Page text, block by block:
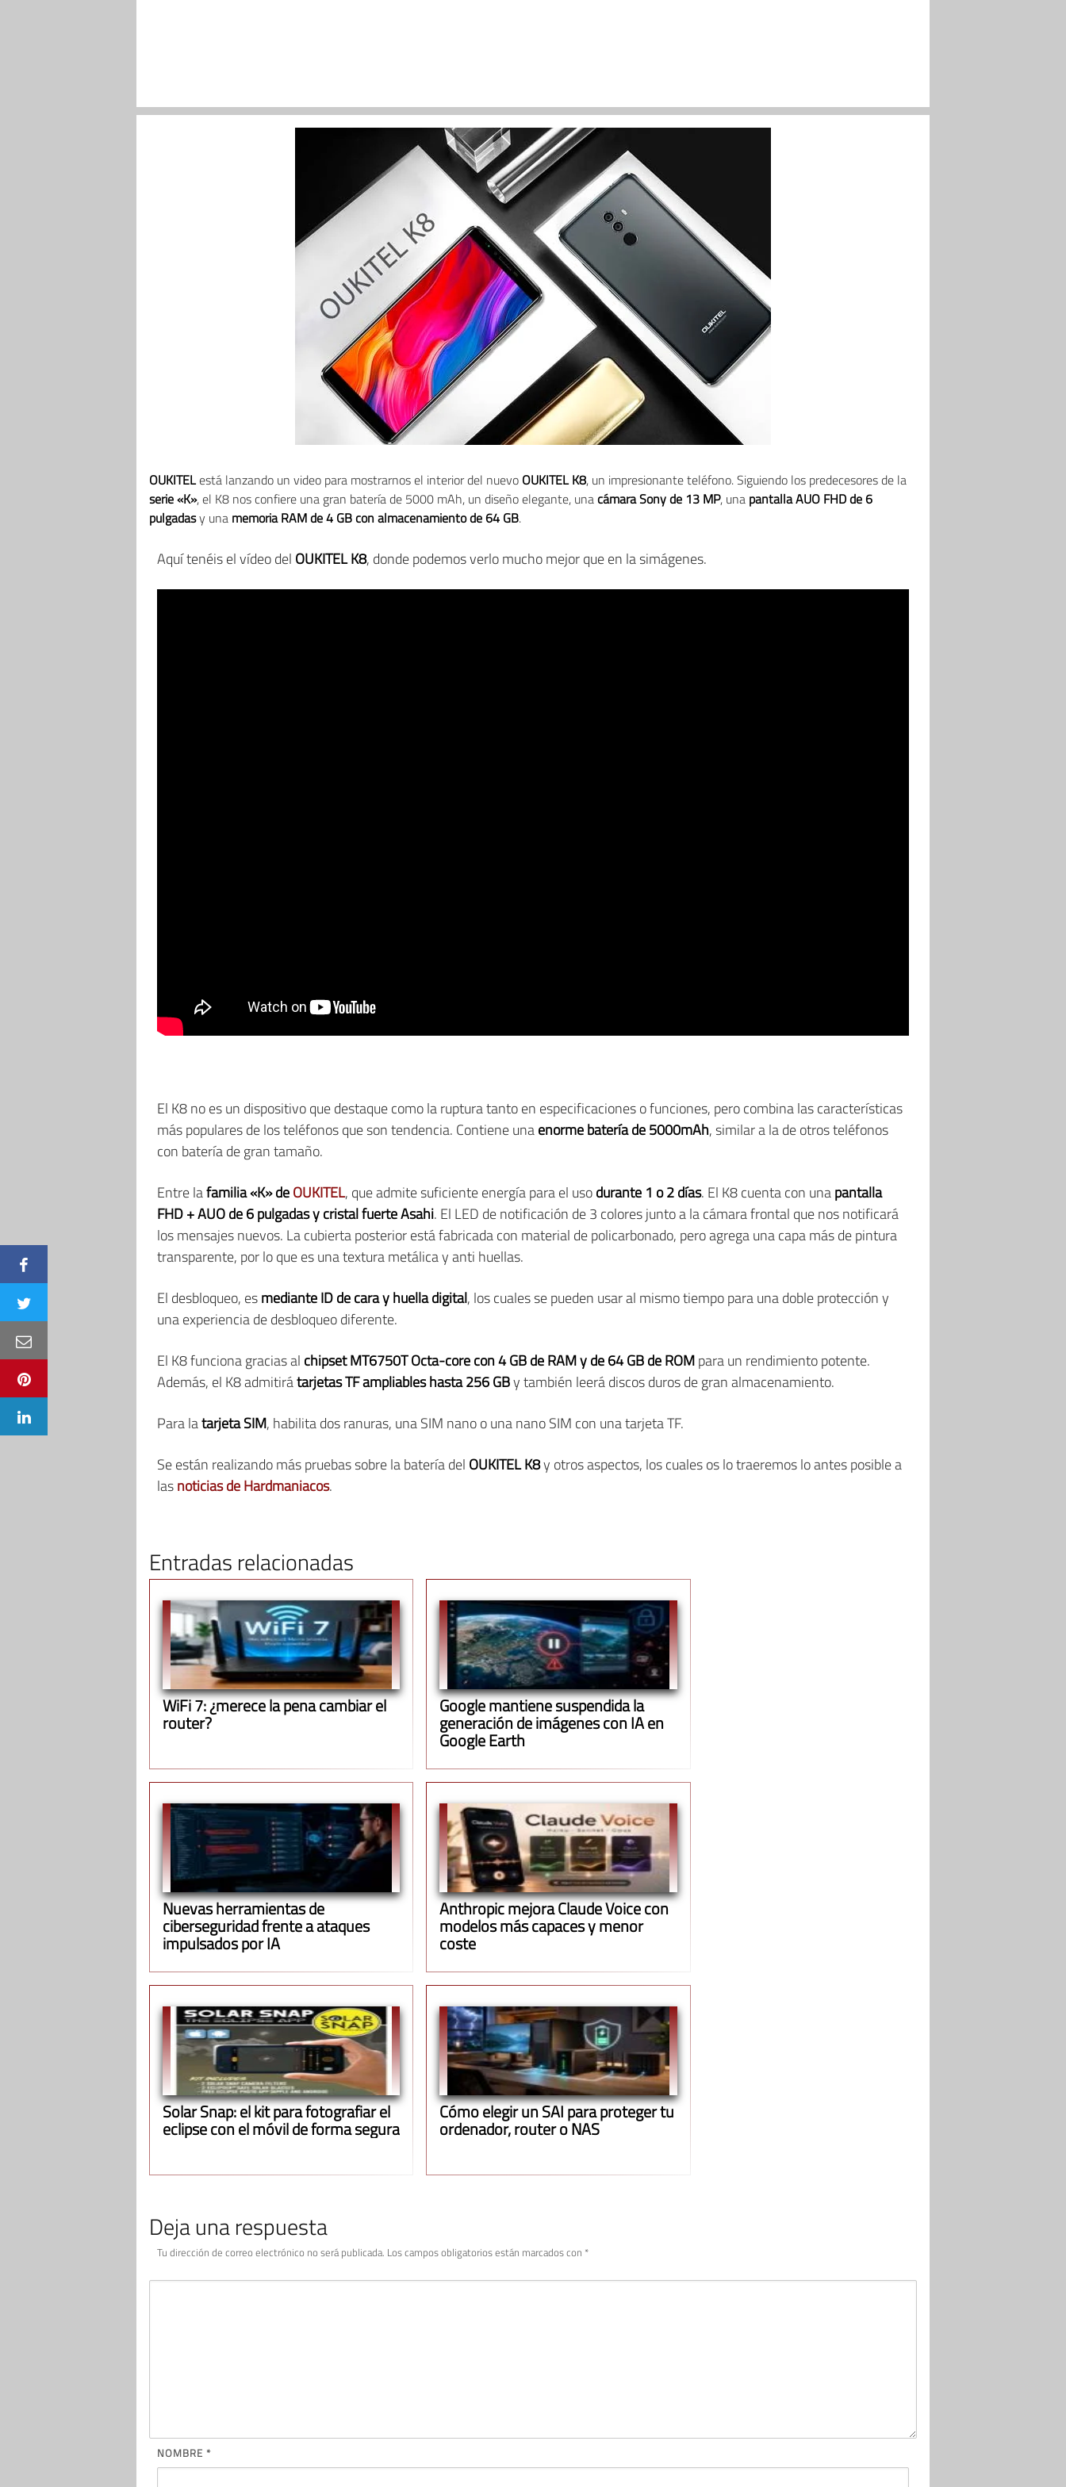
OUKITELestá lanzando un video para mostrarnos el interior del nuevo OUKITEL K8, un impresionante teléfono. Siguiendo los predecesores de la
serie «K», el K8 nos confiere una gran batería de 5000 mAh, un diseño elegante, unacámara Sony de 13 MP, una pantalla AUO FHD de 6
pulgadasy una memoria RAM de 4 GB con almacenamiento de 64 GB.
Aquí tenéis el vídeo del OUKITEL K8, donde podemos verlo mucho mejor que en la simágenes.
El K8 no es un dispositivo que destaque como la ruptura tanto en especificaciones o funciones, pero combina las características
más populares de los teléfonos que son tendencia. Contiene unaenorme batería de 5000mAh, similar a la de otros teléfonos
con batería de gran tamaño.
Entre lafamilia «K» deOUKITEL, que admite suficiente energía para el usodurante 1 o 2 días. El K8 cuenta con unapantalla
FHD + AUO de 6 pulgadas y cristal fuerte Asahi. El LED de notificación de 3 colores junto a la cámara frontal que nos notificará
los mensajes nuevos. La cubierta posterior está fabricada con material de policarbonado, pero agrega una capa más de pintura
transparente, por lo que es una textura metálica y anti huellas.
El desbloqueo, esmediante ID de cara y huella digital, los cuales se pueden usar al mismo tiempo para una doble protección y
una experiencia de desbloqueo diferente.
El K8 funciona gracias al chipset MT6750T Octa-core con 4 GB de RAM y de 64 GB de ROMpara un rendimiento potente.
Además, el K8 admitirátarjetas TF ampliables hasta 256 GBy también leerá discos duros de gran almacenamiento.
Para latarjeta SIM, habilita dos ranuras, una SIM nano o una nano SIM con una tarjeta TF.
Se están realizando más pruebas sobre la batería del OUKITEL K8y otros aspectos, los cuales os lo traeremos lo antes posible a
lasnoticias de Hardmaniacos.
Entradas relacionadas
WiFi 7: ¿merece la pena cambiar el
router?
Google mantiene suspendida la
generación de imágenes con IA en
Google Earth
Nuevas herramientas de
ciberseguridad frente a ataques
impulsados por IA
Anthropic mejora Claude Voice con
modelos más capaces y menor
coste
Solar Snap: el kit para fotografiar el
eclipse con el móvil de forma segura
Cómo elegir un SAI para proteger tu
ordenador, router o NAS
Deja una respuesta
Tu dirección de correo electrónico no será publicada. Los campos obligatorios están marcados con *
NOMBRE *